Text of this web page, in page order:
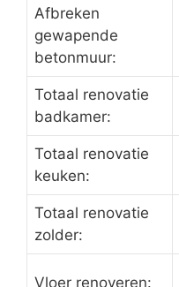
Afbreken
gewapende
betonmuur:
Totaal renovatie
badkamer:
Totaal renovatie
keuken:
Totaal renovatie
zolder:
Vloer renoveren: